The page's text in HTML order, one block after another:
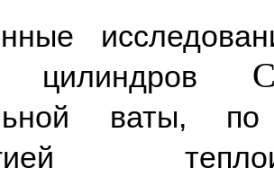
цилиндров
ваты,